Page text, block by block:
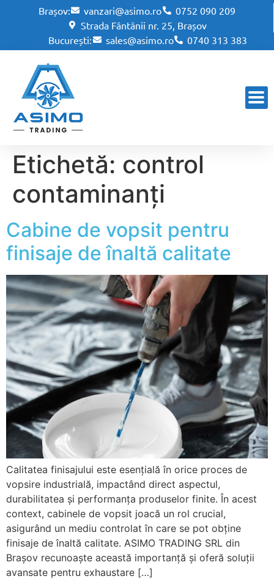
Brașov: vanzari@asimo.ro
0752 090 209
Strada Fântânii nr. 25, Brașov
București:
sales@asimo.ro 0740 313 383
Etichetă: control
contaminanți
Cabine de vopsit pentru
finisaje de înaltă calitate
Calitatea finisajului este esențială în orice proces de
vopsire industrială, impactând direct aspectul,
durabilitatea și performanța produselor finite. În acest
context, cabinele de vopsit joacă un rol crucial,
asigurând un mediu controlat în care se pot obține
finisaje de înaltă calitate. ASIMO TRADING SRL din
Brașov recunoaște această importanță și oferă soluții
avansate pentru exhaustare […]